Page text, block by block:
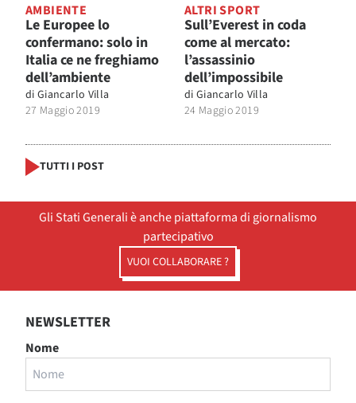
AMBIENTE
Le Europee lo
confermano: solo in
Italia ce ne freghiamo
dell’ambiente
di Giancarlo Villa
27 Maggio 2019
ALTRI SPORT
Sull’Everest in coda
come al mercato:
l’assassinio
dell’impossibile
di Giancarlo Villa
24 Maggio 2019
TUTTI I POST
Gli Stati Generali è anche piattaforma di giornalismo
partecipativo
VUOI COLLABORARE ?
NEWSLETTER
Nome